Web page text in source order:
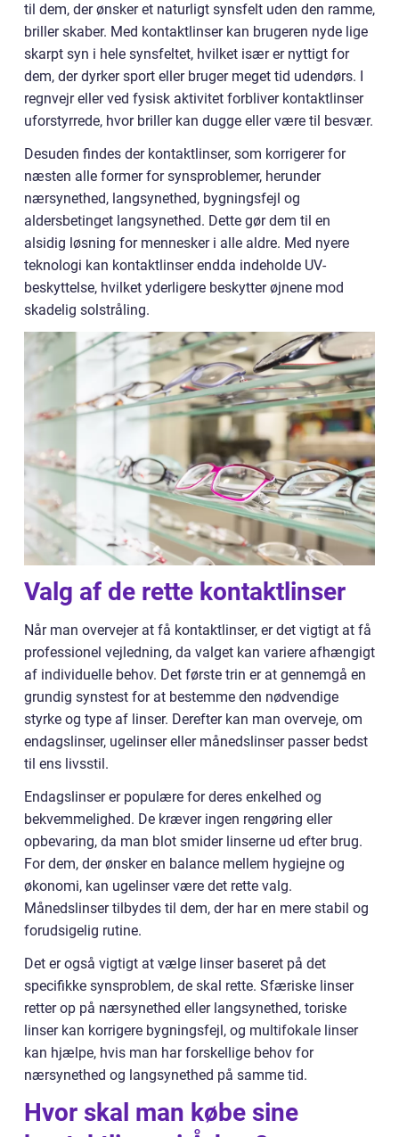
til dem, der ønsker et naturligt synsfelt uden den ramme,
briller skaber. Med kontaktlinser kan brugeren nyde lige
skarpt syn i hele synsfeltet, hvilket især er nyttigt for
dem, der dyrker sport eller bruger meget tid udendørs. I
regnvejr eller ved fysisk aktivitet forbliver kontaktlinser
uforstyrrede, hvor briller kan dugge eller være til besvær.
Desuden findes der kontaktlinser, som korrigerer for
næsten alle former for synsproblemer, herunder
nærsynethed, langsynethed, bygningsfejl og
aldersbetinget langsynethed. Dette gør dem til en
alsidig løsning for mennesker i alle aldre. Med nyere
teknologi kan kontaktlinser endda indeholde UV-
beskyttelse, hvilket yderligere beskytter øjnene mod
skadelig solstråling.
Valg af de rette kontaktlinser
Når man overvejer at få kontaktlinser, er det vigtigt at få
professionel vejledning, da valget kan variere afhængigt
af individuelle behov. Det første trin er at gennemgå en
grundig synstest for at bestemme den nødvendige
styrke og type af linser. Derefter kan man overveje, om
endagslinser, ugelinser eller månedslinser passer bedst
til ens livsstil.
Endagslinser er populære for deres enkelhed og
bekvemmelighed. De kræver ingen rengøring eller
opbevaring, da man blot smider linserne ud efter brug.
For dem, der ønsker en balance mellem hygiejne og
økonomi, kan ugelinser være det rette valg.
Månedslinser tilbydes til dem, der har en mere stabil og
forudsigelig rutine.
Det er også vigtigt at vælge linser baseret på det
specifikke synsproblem, de skal rette. Sfæriske linser
retter op på nærsynethed eller langsynethed, toriske
linser kan korrigere bygningsfejl, og multifokale linser
kan hjælpe, hvis man har forskellige behov for
nærsynethed og langsynethed på samme tid.
Hvor skal man købe sine